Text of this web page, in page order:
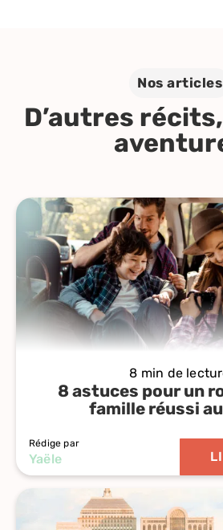
Nos articles
D’autres
8 min de
8 astuces pour un
famille réussi
Rédige par
Yaële